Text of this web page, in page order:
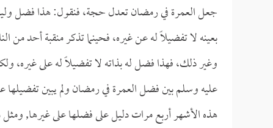
جعل العمرة في رمضان تعدل حجة، فنقول: هذا فضل
بعينه لا تفضيلاً له عن غيره، فحينما تذكر منقبة أحد
وغير ذلك، فهذا فضل له بذاته لا تفضيلاً له على غيره،
عليه وسلم بين فضل العمرة في رمضان ولم يبين تفضيلها
هذه الأشهر أربع مرات دليل على فضلها على غيرها, ومثل